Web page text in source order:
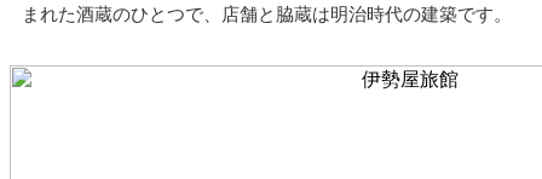
まれた酒蔵のひとつで、店舗と脇蔵は明治時代の建築です。